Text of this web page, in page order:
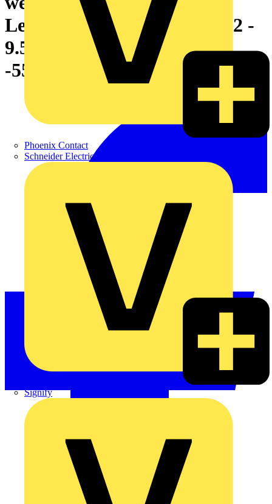
Phoenix Contact
Schneider Electric
Signify
Leiteraußendurchmesser:3.2 -
9.5 mm, ohne, Polyolefin,
-55...135 °C